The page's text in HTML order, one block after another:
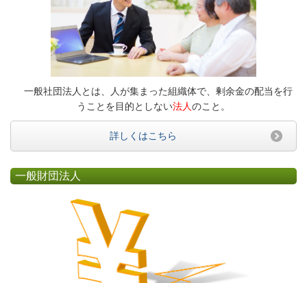
一般社団法人とは、人が集まった組織体で、剰余金の配当を行
うことを目的としない法人のこと。
詳しくはこちら
一般財団法人